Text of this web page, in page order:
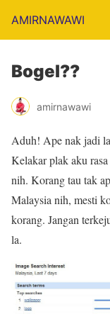
AMIRNAWAWI
Bogel??
amirnawawi
Aduh! Ape nak jadi
Kelakar plak aku
nih. Korang tau tak
Malaysia nih, mesti
korang. Jangan
la.